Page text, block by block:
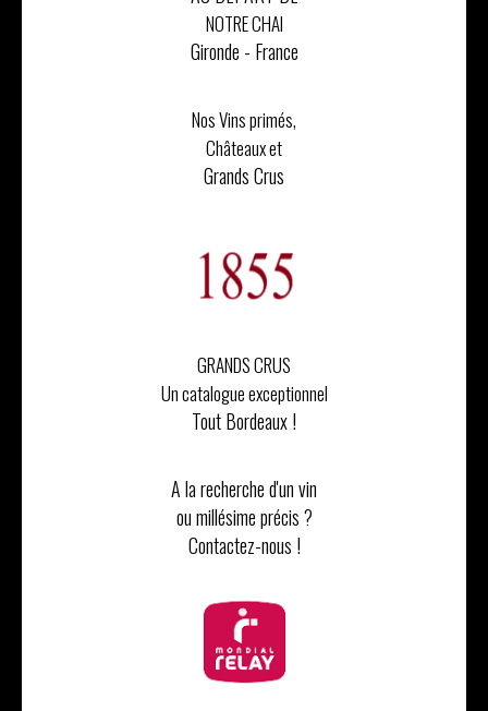
NOTRE CHAI
Gironde - France
Nos Vins primés,
Châteaux et
Grands Crus
GRANDS CRUS
Un catalogue exceptionnel
Tout Bordeaux !
A la recherche d'un vin
ou millésime précis ?
Contactez-nous !